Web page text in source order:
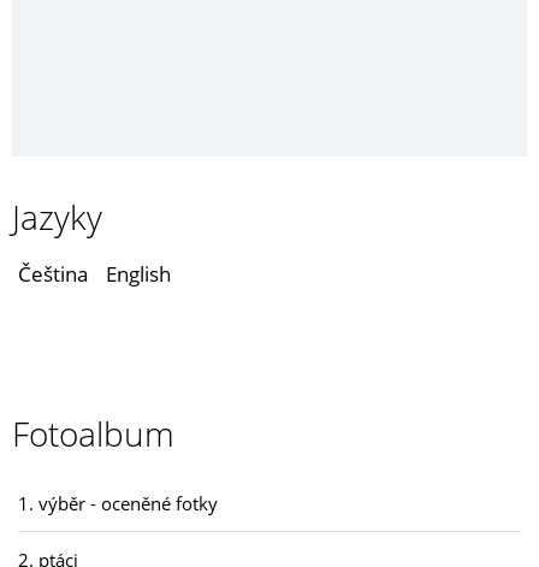
Jazyky
Čeština English
Fotoalbum
1. výběr - oceněné fotky
2. ptáci